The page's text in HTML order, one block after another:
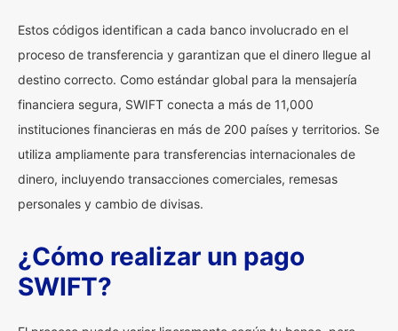
Estos códigos identifican a cada banco involucrado en el
proceso de transferencia y garantizan que el dinero llegue al
destino correcto. Como estándar global para la mensajería
financiera segura, SWIFT conecta a más de 11,000
instituciones financieras en más de 200 países y territorios. Se
utiliza ampliamente para transferencias internacionales de
dinero, incluyendo transacciones comerciales, remesas
personales y cambio de divisas.
¿Cómo realizar un pago
SWIFT?